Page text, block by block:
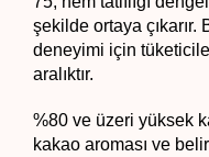
şekilde ortaya
deneyimi için
aralıktır.
%80 ve üzeri yüksek
kakao aroması ve